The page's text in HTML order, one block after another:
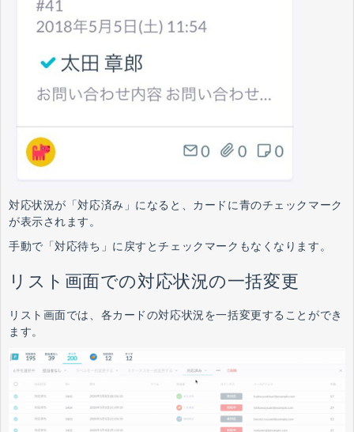
対応状況が「対応済み」になると、カードに青のチェックマーク
が表示されます。
手動で「対応待ち」に戻すとチェックマークもなくなります。
リスト画面での対応状況の一括変更
リスト画面では、各カードの対応状況を一括変更することができ
ます。